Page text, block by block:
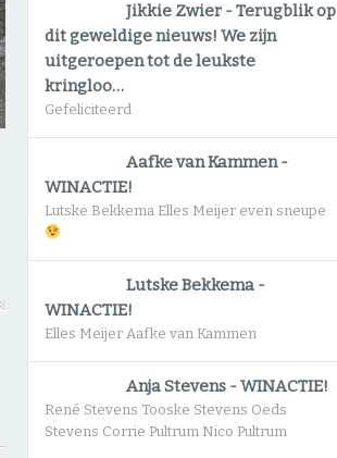
Jikkie Zwier -Terugblik op
dit geweldige nieuws! We zijn
uitgeroepen tot de leukste
kringloo…
Gefeliciteerd
Aafke van Kammen-
WINACTIE!
Lutske Bekkema Elles Meijer even sneupe
Lutske Bekkema -
WINACTIE!
Elles Meijer Aafke van Kammen
Anja Stevens -WINACTIE!
René Stevens Tooske Stevens Oeds
Stevens Corrie Pultrum Nico Pultrum